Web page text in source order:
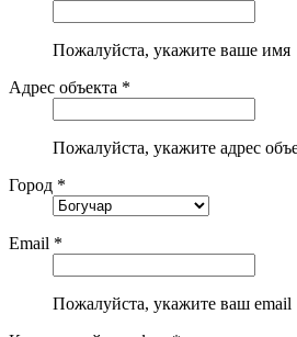
Пожалуйста, укажите ваше имя
Адрес объекта *
Пожалуйста, укажите адрес
Город *
Email *
Пожалуйста, укажите ваш email